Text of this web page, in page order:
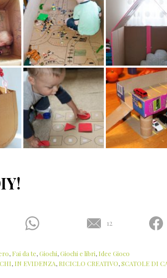
12
, Fai da te,Giochi,Giochi e libri, Idee Gioco
, IN EVIDENZA, RICICLO CREATIVO,SCATOLE DI